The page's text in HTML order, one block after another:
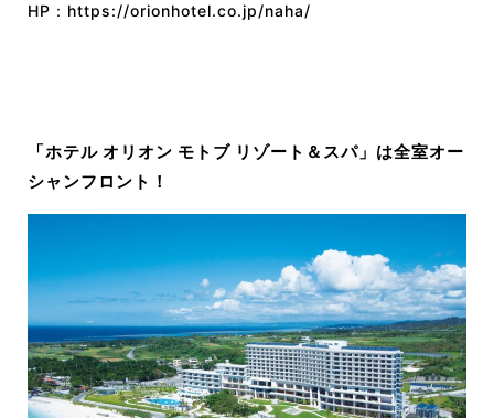
HP：https://orionhotel.co.jp/naha/
「ホテル オリオン モトブ リゾート＆スパ」は全室オー
シャンフロント！